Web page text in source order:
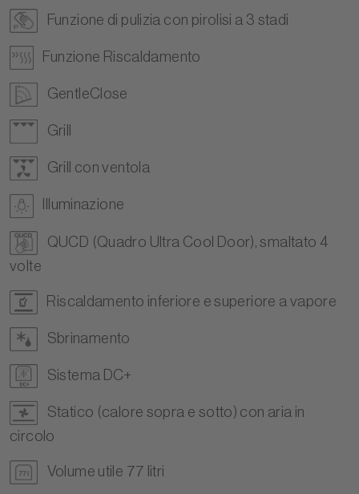
Funzione di pulizia con pirolisi a 3 stadi
Funzione Riscaldamento
GentleClose
Grill
Grill con ventola
Illuminazione
QUCD (Quadro Ultra Cool Door), smaltato 4
volte
Riscaldamento inferiore e superiore a vapore
Sbrinamento
Sistema DC+
Statico (calore sopra e sotto) con aria in
circolo
Volume utile 77 litri